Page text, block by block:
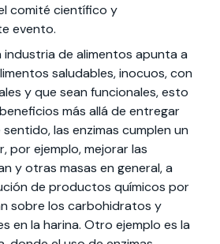
comité científico y
evento.
industria de alimentos apunta a
saludables, inocuos, con
y que sean funcionales, esto
más allá de entregar
las enzimas cumplen un
por ejemplo, mejorar las
y otras masas en general, a
de productos químicos por
sobre los carbohidratos y
en la harina. Otro ejemplo es la